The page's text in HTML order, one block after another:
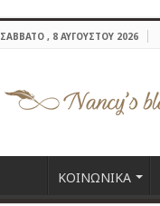
ΣΆΒΒΑΤΟ , 8 ΑΥΓΟΎΣΤΟΥ 2026
ΚΟΙΝΩΝΙΚΑ